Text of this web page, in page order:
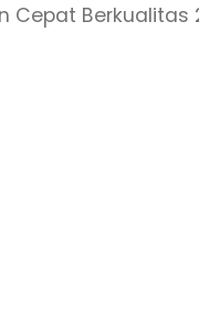
Cepat Berkualitas